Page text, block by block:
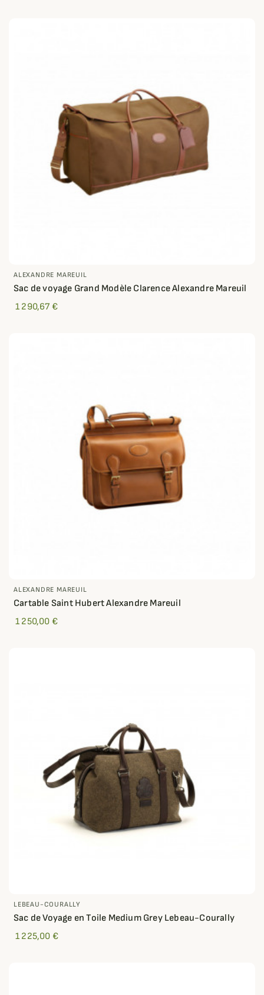
ALEXANDRE MAREUIL
Sac de voyage Grand Modèle Clarence Alexandre Mareuil
1 290,67 €
ALEXANDRE MAREUIL
Cartable Saint Hubert Alexandre Mareuil
1 250,00 €
LEBEAU-COURALLY
Sac de Voyage en Toile Medium Grey Lebeau-Courally
1 225,00 €